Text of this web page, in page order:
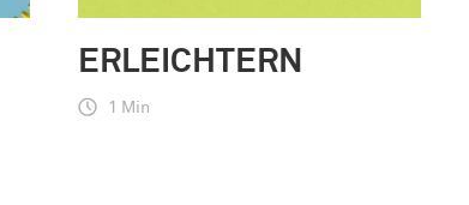
ERLEICHTERN
1 Min